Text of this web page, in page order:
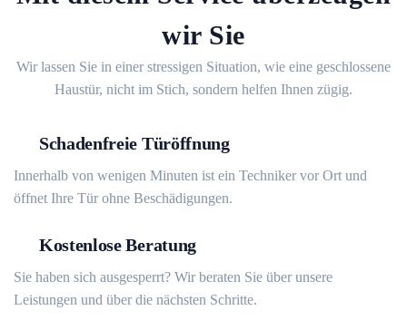
wir Sie
Wir lassen Sie in einer stressigen Situation, wie eine geschlossene
Haustür, nicht im Stich, sondern helfen Ihnen zügig.
Schadenfreie Türöffnung
Innerhalb von wenigen Minuten ist ein Techniker vor Ort und
öffnet Ihre Tür ohne Beschädigungen.
Kostenlose Beratung
Sie haben sich ausgesperrt? Wir beraten Sie über unsere
Leistungen und über die nächsten Schritte.